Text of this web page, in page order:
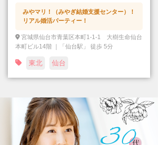
みやマリ！（みやぎ結婚支援センター）！
リアル婚活パーティー！
宮城県仙台市青葉区本町1-1-1 大樹生命仙台
本町ビル14階 ｜「仙台駅」 徒歩 5分
東北 仙台